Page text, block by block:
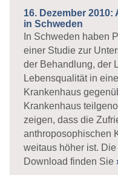
16. Dezember
in Schweden
In Schweden haben
einer Studie zur
der Behandlung, der
Lebensqualität in
Krankenhaus
Krankenhaus
zeigen, dass die
anthroposophischen
weitaus höher ist.
Download finden Sie